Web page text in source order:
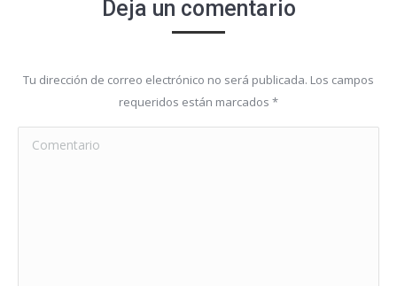
Deja un comentario
Tu dirección de correo electrónico no será publicada. Los campos
requeridos están marcados *
Comentario